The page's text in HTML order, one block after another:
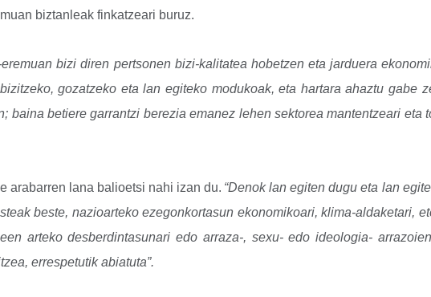
biztanleak finkatzeari buruz.
bizi diren pertsonen bizi-kalitatea hobetzen eta jarduera
gozatzeko eta lan egiteko modukoak, eta hartara ahaztu gabe
baina betiere garrantzi berezia emanez lehen sektorea mantentzeari eta
arabarren lana balioetsi nahi izan du. “Denok lan egiten dugu eta lan
beste, nazioarteko ezegonkortasun ekonomikoari, klima-aldaketari,
arteko desberdintasunari edo arraza-, sexu- edo ideologia-
errespetutik abiatuta”.